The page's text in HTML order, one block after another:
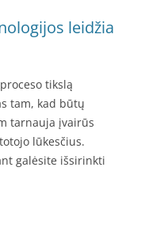
leidžia
tikslą
tam, kad būtų
tarnauja įvairūs
lūkesčius.
galėsite išsirinkti